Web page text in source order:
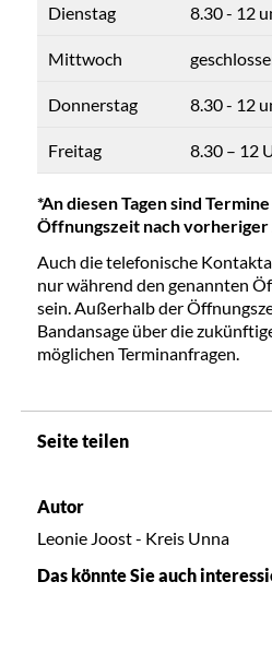
Dienstag 8.30 - 12
Mittwoch
Donnerstag 8.30 - 12
Freitag 8.30 – 12
*An diesen Tagen sind
Öffnungszeit nach vorheriger
Auch die telefonische
nur während den genannten
sein. Außerhalb der
Bandansage über die
möglichen Terminanfragen.
Seite teilen
Autor
Leonie Joost - Kreis Unna
Das könnte Sie auch